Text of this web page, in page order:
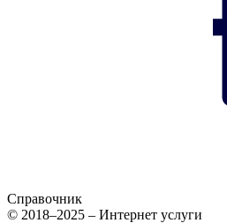
Справочник
© 2018–2025 – Интернет услуги